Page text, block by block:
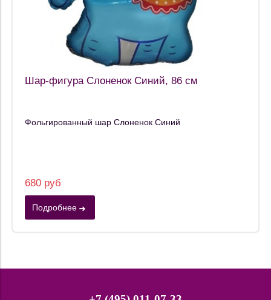
Шар-фигура Слоненок Синий, 86 см
Фольгированный шар Слоненок Синий
680 руб
Подробнее